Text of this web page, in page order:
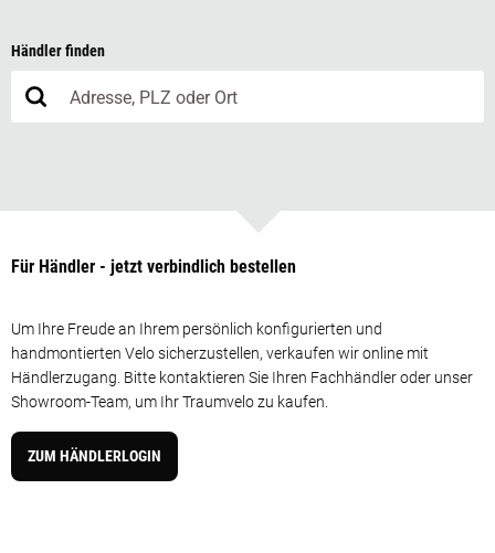
Händler finden
Für Händler - jetzt verbindlich bestellen
Um Ihre Freude an Ihrem persönlich konfigurierten und
handmontierten Velo sicherzustellen, verkaufen wir online mit
Händlerzugang. Bitte kontaktieren Sie Ihren Fachhändler oder unser
Showroom-Team, um Ihr Traumvelo zu kaufen.
ZUM HÄNDLERLOGIN